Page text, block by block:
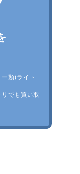
類(ライト
でも買い取